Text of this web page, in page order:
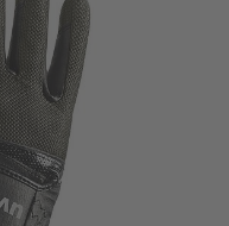
unten